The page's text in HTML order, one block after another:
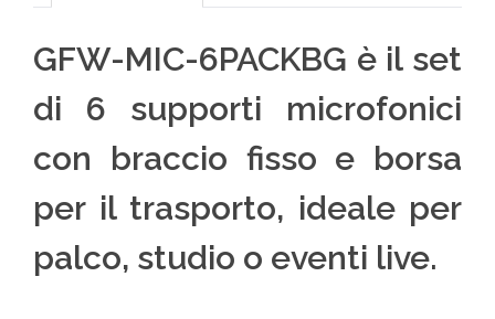
GFW-MIC-6PACKBG è il set
di 6 supporti microfonici
con braccio fisso e borsa
per il trasporto, ideale per
palco, studio o eventi live.